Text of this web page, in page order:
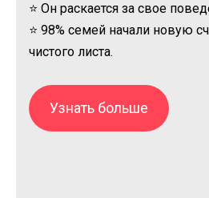
⭐ Он раскается за свое
⭐ 98% семей начали новую
чистого листа.
Узнать больше